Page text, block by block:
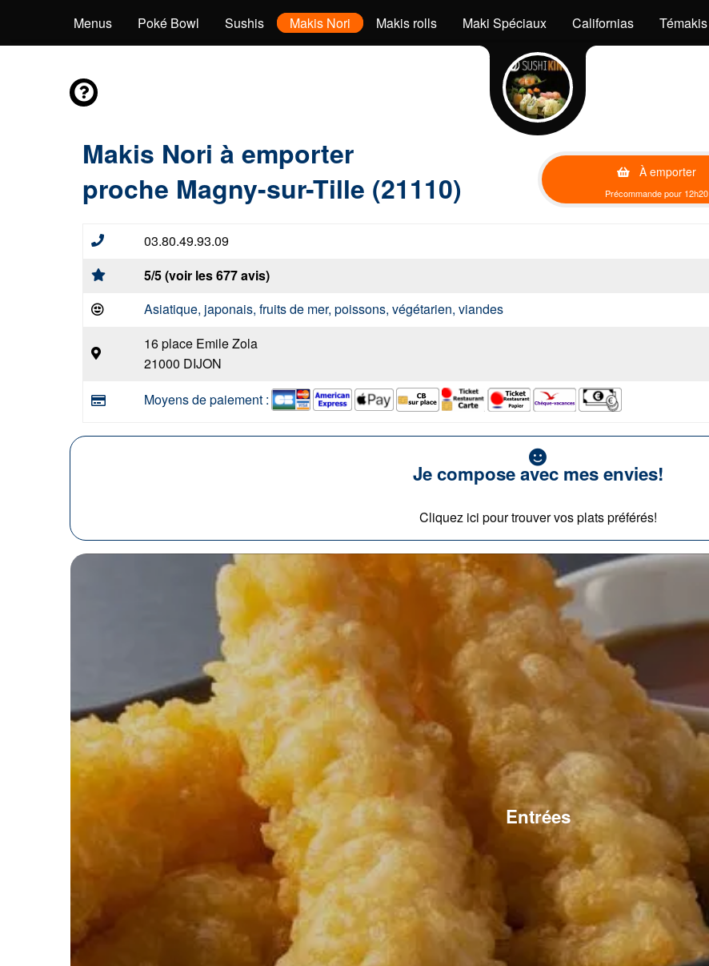
Menus Poké Bowl Sushis Makis Nori Makis rolls Maki Spéciaux Californias Témakis
Makis Nori à emporter
proche Magny-sur-Tille (21110)
À emporter
Précommande pour 12h20
03.80.49.93.09
5/5 (voir les 677 avis)
Asiatique, japonais, fruits de mer, poissons, végétarien, viandes
16 place Emile Zola
21000 DIJON
Moyens de paiement :
Je compose avec mes envies!
Cliquez ici pour trouver vos plats préférés!
Entrées